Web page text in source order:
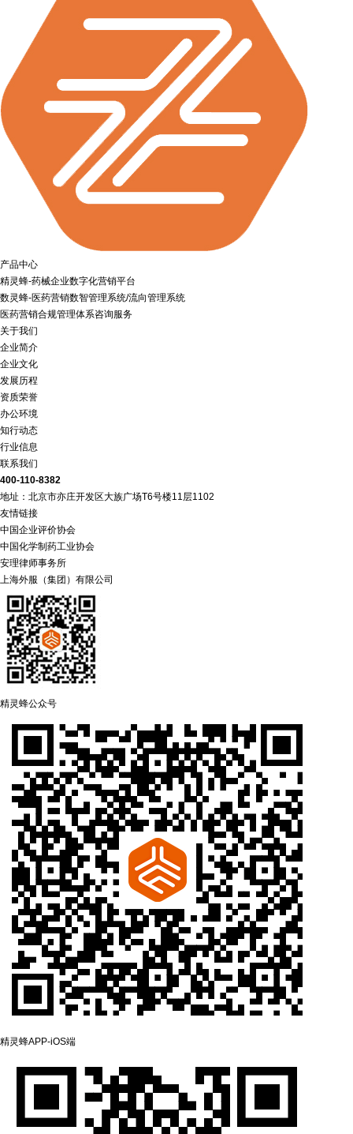
产品中心
精灵蜂-药械企业数字化营销平台
数灵蜂-医药营销数智管理系统/流向管理系统
医药营销合规管理体系咨询服务
关于我们
企业简介
企业文化
发展历程
资质荣誉
办公环境
知行动态
行业信息
联系我们
400-110-8382
地址：北京市亦庄开发区大族广场T6号楼11层1102
友情链接
中国企业评价协会
中国化学制药工业协会
安理律师事务所
上海外服（集团）有限公司
精灵蜂公众号
精灵蜂APP-‌iOS端